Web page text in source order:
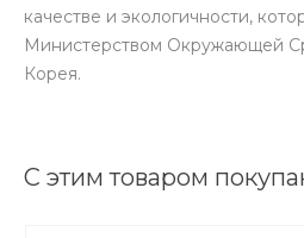
качестве и экологичности,
Министерством Окружающей
Корея.
С этим товаром